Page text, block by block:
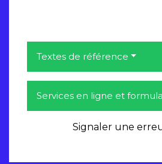
Textes de référence
Services en ligne et
Signaler une